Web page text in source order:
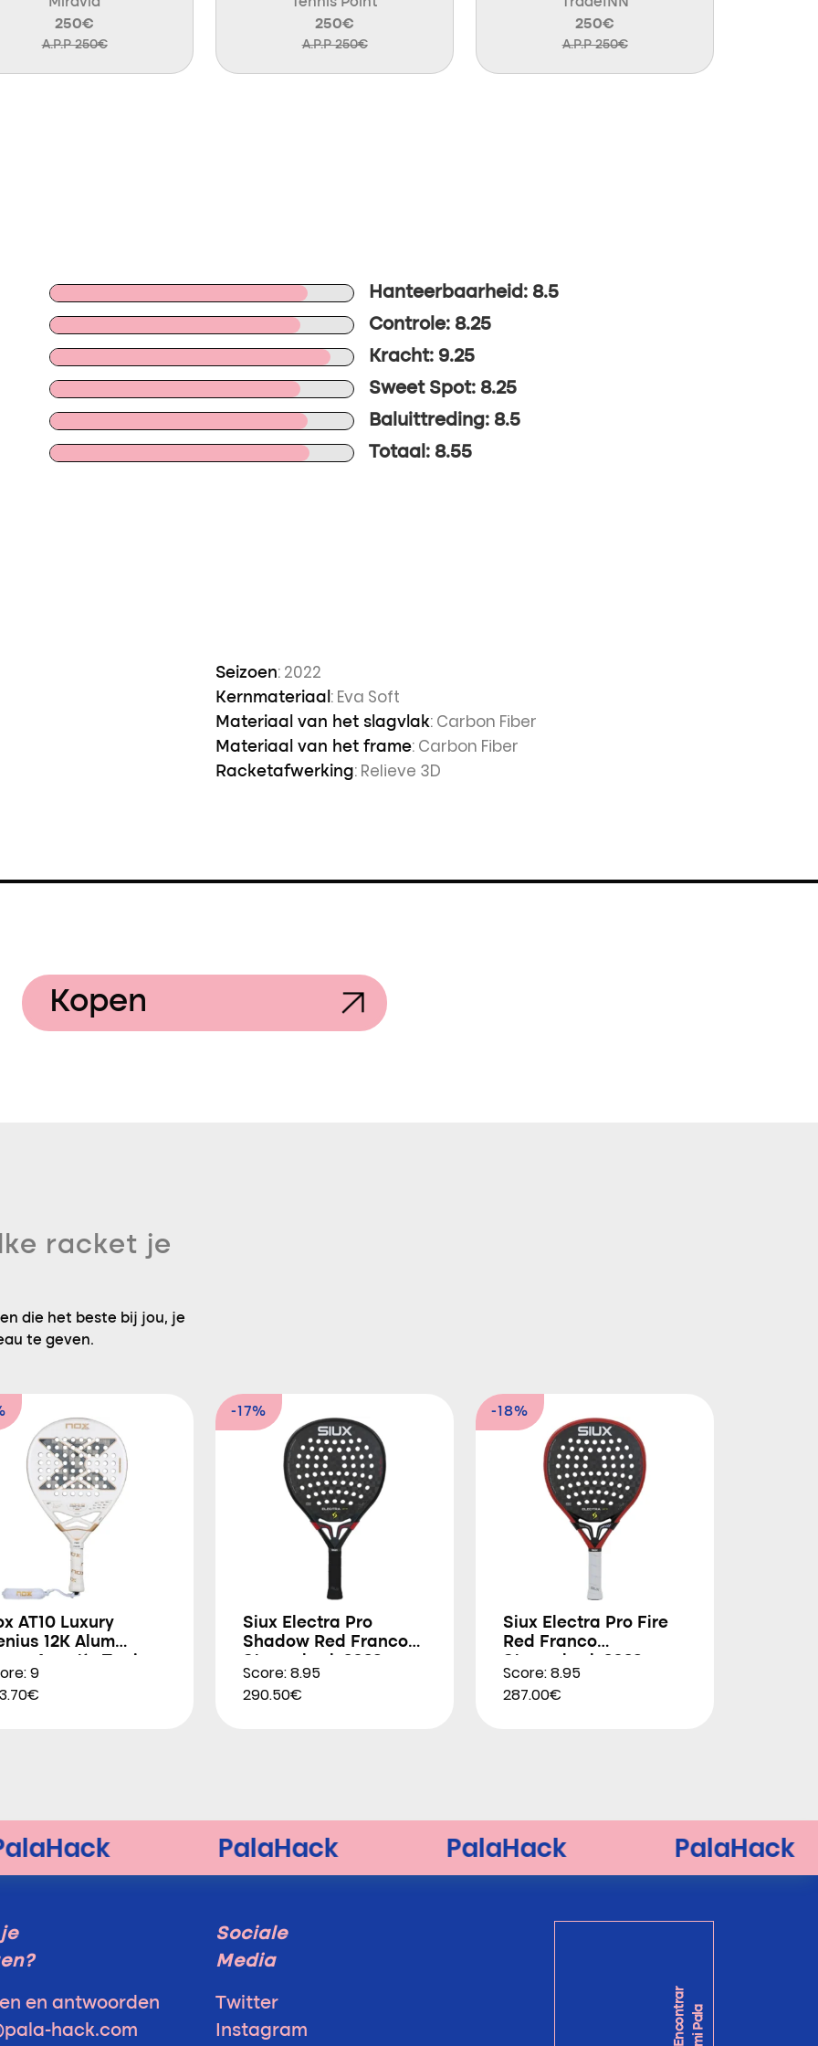
250€
A.P.P 250€
250€
A.P.P 250€
250€
A.P.P 250€
Hanteerbaarheid: 8.5
Controle: 8.25
Kracht: 9.25
Sweet Spot: 8.25
Baluittreding: 8.5
Totaal: 8.55
Seizoen: 2022
Kernmateriaal : Eva Soft
Materiaal van het slagvlak: Carbon Fiber
Materiaal van het frame: Carbon Fiber
Racketafwerking: Relieve 3D
Kopen
racket je
die het beste bij jou, je
te geven.
AT10 Luxury
12K Alum
9
-17%
Siux Electra Pro
Shadow Red Franco
Score: 8.95
290.50€
-18%
Siux Electra Pro Fire
Red Franco
Score: 8.95
287.00€
en antwoorden
hack.com
Sociale
Media
Twitter
Instagram